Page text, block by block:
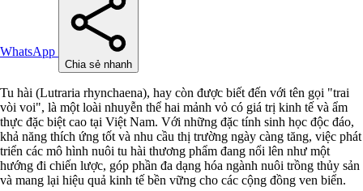
WhatsApp
Chia sẻ nhanh
Tu hài (Lutraria rhynchaena), hay còn được biết đến với tên gọi "trai
vòi voi", là một loài nhuyễn thể hai mảnh vỏ có giá trị kinh tế và ẩm
thực đặc biệt cao tại Việt Nam. Với những đặc tính sinh học độc đáo,
khả năng thích ứng tốt và nhu cầu thị trường ngày càng tăng, việc phát
triển các mô hình nuôi tu hài thương phẩm đang nổi lên như một
hướng đi chiến lược, góp phần đa dạng hóa ngành nuôi trồng thủy sản
và mang lại hiệu quả kinh tế bền vững cho các cộng đồng ven biển.